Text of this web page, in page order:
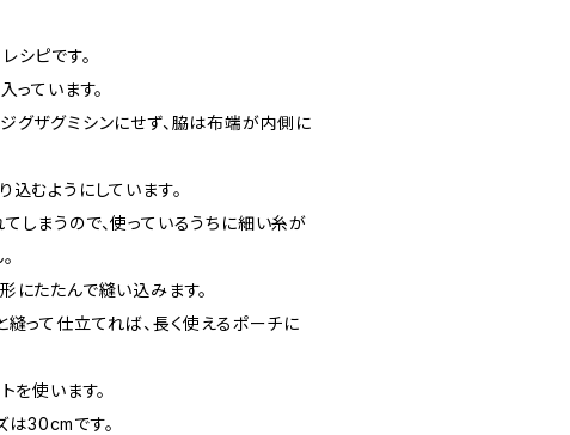
シピです。
っています。
グザグミシンにせず、脇は布端が内側に
むようにしています。
しまうので、使っているうちに細い糸が
にたたんで縫い込みます。
縫って仕立てれば、長く使えるポーチに
を使います。
は30cmです。